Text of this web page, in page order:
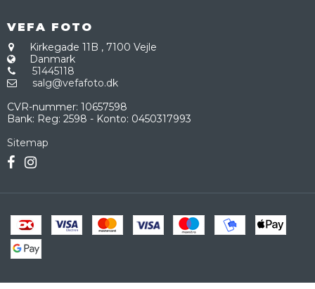
VEFA FOTO
Kirkegade 11B , 7100 Vejle
Danmark
51445118
salg@vefafoto.dk
CVR-nummer: 10657598
Bank: Reg: 2598 - Konto: 0450317993
Sitemap